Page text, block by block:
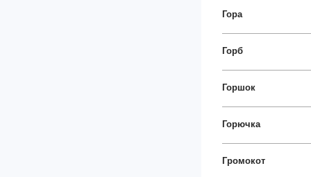
Гора
Горб
Горшок
Горючка
Громокот